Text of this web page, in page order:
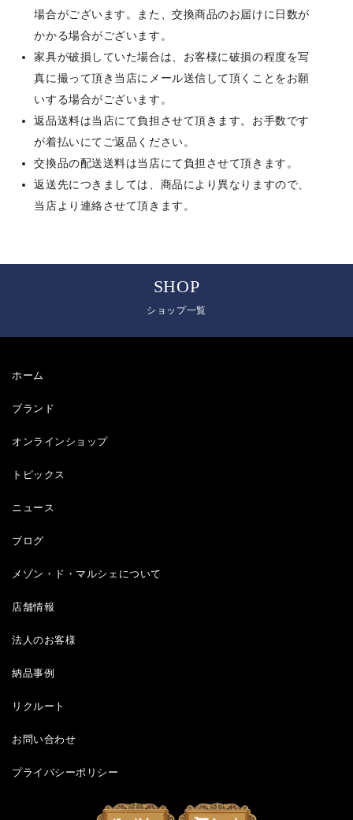
場合がございます。また、交換商品のお届けに日数が
かかる場合がございます。
家具が破損していた場合は、お客様に破損の程度を写
真に撮って頂き当店にメール送信して頂くことをお願
いする場合がございます。
返品送料は当店にて負担させて頂きます。お手数です
が着払いにてご返品ください。
交換品の配送送料は当店にて負担させて頂きます。
返送先につきましては、商品により異なりますので、
当店より連絡させて頂きます。
SHOP
ショップ一覧
ホーム
ブランド
オンラインショップ
トピックス
ニュース
ブログ
メゾン・ド・マルシェについて
店舗情報
法人のお客様
納品事例
リクルート
お問い合わせ
プライバシーポリシー